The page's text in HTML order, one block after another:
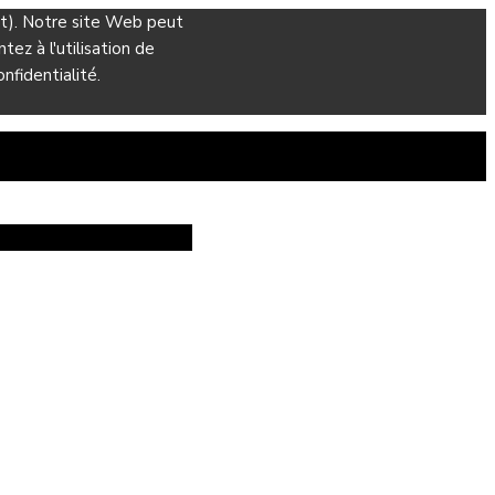
Notre site Web peut
à l'utilisation de